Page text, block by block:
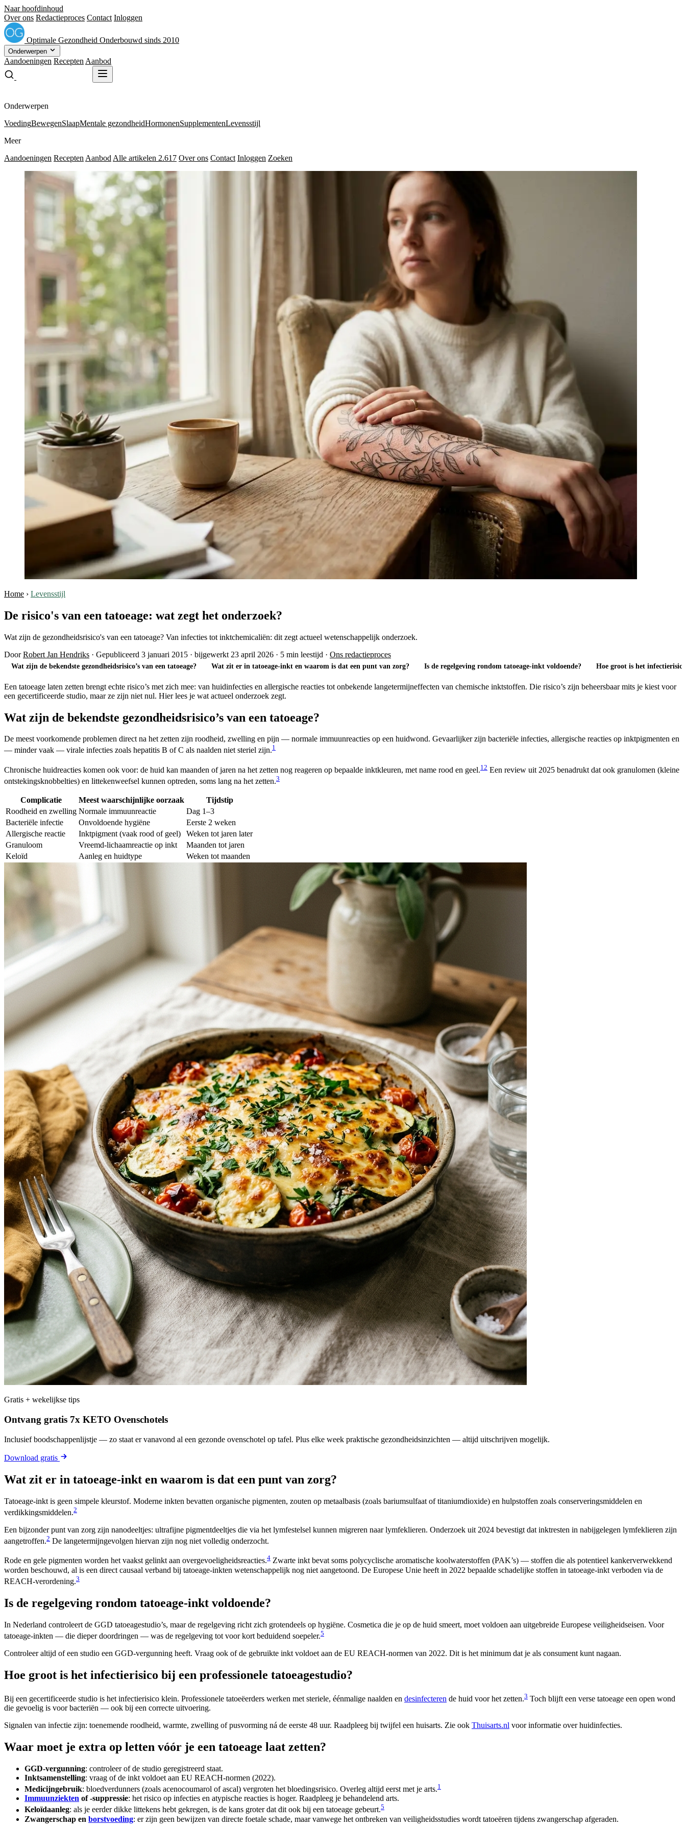
Naar hoofdinhoud
Over ons Redactieproces Contact Inloggen
Optimale Gezondheid Onderbouwd sinds 2010
Onderwerpen
Aandoeningen Recepten Aanbod
Onderwerpen
VoedingBewegenSlaapMentale gezondheidHormonenSupplementenLevensstijl
Meer
Aandoeningen Recepten Aanbod Alle artikelen 2.617 Over ons Contact Inloggen Zoeken
Home › Levensstijl
De risico's van een tatoeage: wat zegt het onderzoek?
Wat zijn de gezondheidsrisico's van een tatoeage? Van infecties tot inktchemicaliën: dit zegt actueel wetenschappelijk onderzoek.
DoorRobert Jan Hendriks · Gepubliceerd 3 januari 2015 · bijgewerkt 23 april 2026 · 5 min leestijd · Ons redactieproces
Wat zijn de bekendste gezondheidsrisico’s van een tatoeage? Wat zit er in tatoeage-inkt en waarom is dat een punt van zorg? Is de regelgeving rondom tatoeage-inkt voldoende? Hoe groot is het
Een tatoeage laten zetten brengt echte risico’s met zich mee: van huidinfecties en allergische reacties tot onbekende langetermijneffecten van chemische inktstoffen. Die risico’s zijn beheersbaar mits je kiest voor
een gecertificeerde studio, maar ze zijn niet nul. Hier lees je wat actueel onderzoek zegt.
Wat zijn de bekendste gezondheidsrisico’s van een tatoeage?
De meest voorkomende problemen direct na het zetten zijn roodheid, zwelling en pijn — normale immuunreacties op een huidwond. Gevaarlijker zijn bacteriële infecties, allergische reacties op inktpigmenten en
— minder vaak — virale infecties zoals hepatitis B of C als naalden niet steriel zijn.1
Chronische huidreacties komen ook voor: de huid kan maanden of jaren na het zetten nog reageren op bepaalde inktkleuren, met name rood en geel.1 2 Een review uit 2025 benadrukt dat ook granulomen (kleine
ontstekingsknobbelties) en littekenweefsel kunnen optreden, soms lang na het zetten.3
Complicatie Meest waarschijnlijke oorzaak
Tijdstip
Roodheid en zwelling Normale immuunreactie
Dag 1–3
Bacteriële infectie
Onvoldoende hygiëne
Eerste 2 weken
Allergische reactie
Inktpigment (vaak rood of geel)
Weken tot jaren later
Granuloom
Vreemd-lichaamreactie op inkt
Maanden tot jaren
Keloïd
Aanleg en huidtype Weken tot maanden
Gratis + wekelijkse tips
Ontvang gratis 7x KETO Ovenschotels
Inclusief boodschappenlijstje — zo staat er vanavond al een gezonde ovenschotel op tafel. Plus elke week praktische gezondheidsinzichten — altijd uitschrijven mogelijk.
Download gratis
Wat zit er in tatoeage-inkt en waarom is dat een punt van zorg?
Tatoeage-inkt is geen simpele kleurstof. Moderne inkten bevatten organische pigmenten, zouten op metaalbasis (zoals bariumsulfaat of titaniumdioxide) en hulpstoffen zoals conserveringsmiddelen en
verdikkingsmiddelen.2
Een bijzonder punt van zorg zijn nanodeeltjes: ultrafijne pigmentdeeltjes die via het lymfestelsel kunnen migreren naar lymfeklieren. Onderzoek uit 2024 bevestigt dat inktresten in nabijgelegen lymfeklieren zijn
aangetroffen.2 De langetermijngevolgen hiervan zijn nog niet volledig onderzocht.
Rode en gele pigmenten worden het vaakst gelinkt aan overgevoeligheidsreacties.4 Zwarte inkt bevat soms polycyclische aromatische koolwaterstoffen (PAK’s) — stoffen die als potentieel kankerverwekkend
worden beschouwd, al is een direct causaal verband bij tatoeage-inkten wetenschappelijk nog niet aangetoond. De Europese Unie heeft in 2022 bepaalde schadelijke stoffen in tatoeage-inkt verboden via de
REACH-verordening.3
Is de regelgeving rondom tatoeage-inkt voldoende?
In Nederland controleert de GGD tatoeagestudio’s, maar de regelgeving richt zich grotendeels op hygiëne. Cosmetica die je op de huid smeert, moet voldoen aan uitgebreide Europese veiligheidseisen. Voor
tatoeage-inkten — die dieper doordringen — was de regelgeving tot voor kort beduidend soepeler.5
Controleer altijd of een studio een GGD-vergunning heeft. Vraag ook of de gebruikte inkt voldoet aan de EU REACH-normen van 2022. Dit is het minimum dat je als consument kunt nagaan.
Hoe groot is het infectierisico bij een professionele tatoeagestudio?
Bij een gecertificeerde studio is het infectierisico klein. Professionele tatoeëerders werken met steriele, éénmalige naalden en desinfecteren de huid voor het zetten.3 Toch blijft een verse tatoeage een open wond
die gevoelig is voor bacteriën — ook bij een correcte uitvoering.
Signalen van infectie zijn: toenemende roodheid, warmte, zwelling of pusvorming ná de eerste 48 uur. Raadpleeg bij twijfel een huisarts. Zie ook Thuisarts.nl voor informatie over huidinfecties.
Waar moet je extra op letten vóór je een tatoeage laat zetten?
GGD-vergunning: controleer of de studio geregistreerd staat.
Inktsamenstelling: vraag of de inkt voldoet aan EU REACH-normen (2022).
Medicijngebruik: bloedverdunners (zoals acenocoumarol of ascal) vergroten het bloedingsrisico. Overleg altijd eerst met je arts.1
Immuunziekten of -suppressie: het risico op infecties en atypische reacties is hoger. Raadpleeg je behandelend arts.
Keloïdaanleg: als je eerder dikke littekens hebt gekregen, is de kans groter dat dit ook bij een tatoeage gebeurt.5
Zwangerschap en borstvoeding: er zijn geen bewijzen van directe foetale schade, maar vanwege het ontbreken van veiligheidsstudies wordt tatoeëren tijdens zwangerschap afgeraden.